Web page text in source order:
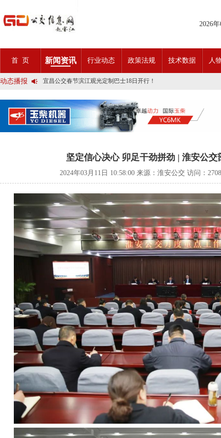
2026
首 页 新闻资讯 行业动态 政策法规 技术数据 人
动态播报
2025市民出行新方案 | 久事公交开通首条需求响应式定制班线
第九届公交都市发展论坛 (深圳)邀请函
石河子市公交公司荣获全国五一劳动奖状
宜昌公交春节滨江观光定制巴士18日开行！
传承张謇精神•厚植为民情怀•党建引领前行•文化润企发展——南通
岁月为鉴人民为证，百年北京公交实现历史性跨越！
今日生效！新《安全生产法》处罚条款对照
交通运输部、科学技术部发布关于科技创新驱动加快建设交通强国
2025市民出行新方案 | 久事公交开通首条需求响应式定制班线
宜昌公交春节滨江观光定制巴士18日开行！
传承张謇精神•厚植为民情怀•党建引领前行•文化润企发展——南通
创新 实践 沟通 | 聚焦「智慧公交」目标 助推公交转型发展——沪苏
交通运输部、科学技术部发布关于科技创新驱动加快建设交通强国
坚定信心决心 卯足干劲拼劲 | 淮安公
2024年03月11日 10:58:00 来源：淮安公交 访问：